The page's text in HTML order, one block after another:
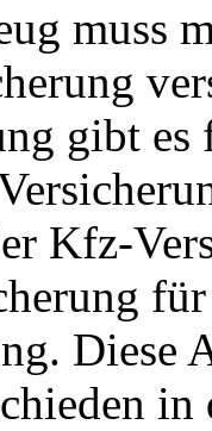
muss
gibt
Kfz-
Diese